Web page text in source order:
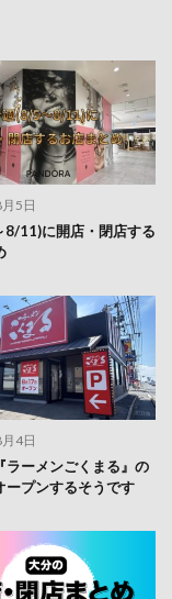
5日
8/11)に開店・閉店する
4日
ラーメンごくまる』の
ープンするそうです